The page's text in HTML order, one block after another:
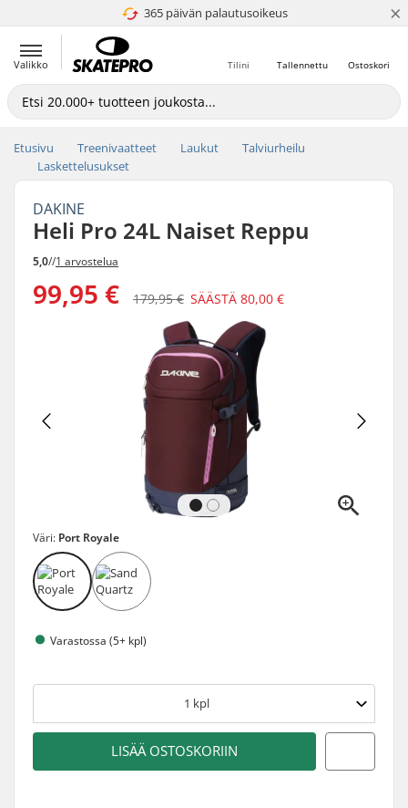
365 päivän palautusoikeus
4.8 / 5 ×
Valikko Ostoskori
Tallennettu
Tilini
Etusivu Treenivaatteet Laukut
Talviurheilu
Laskettelusukset
DAKINE
Heli Pro 24L Naiset Reppu
5,0//1 arvostelua
99,95 € 179,95 € SÄÄSTÄ 80,00 €
Väri: Port Royale
Varastossa (5+ kpl)
1 kpl
LISÄÄ OSTOSKORIIN